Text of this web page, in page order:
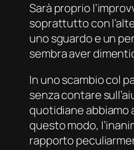
Sarà proprio
soprattutto con
uno sguardo e un
sembra aver
In uno scambio col
senza contare
quotidiane abbiamo
questo modo,
rapporto